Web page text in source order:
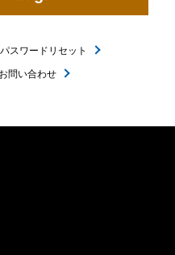
パスワードリセット
お問い合わせ